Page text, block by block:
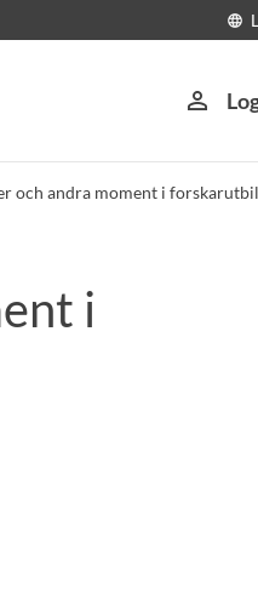
language
person_outline
och andra moment i
i